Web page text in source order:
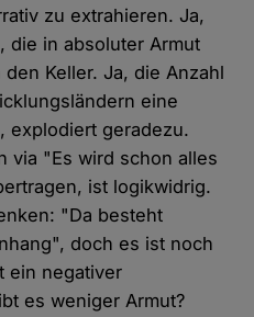
zu extrahieren. Ja,
die in absoluter Armut
Keller. Ja, die Anzahl
eine
explodiert geradezu.
via "Es wird schon alles
ist logikwidrig.
"Da besteht
doch es ist noch
ein negativer
es weniger Armut?